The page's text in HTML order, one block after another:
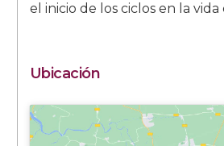
el inicio de los ciclos en la
Ubicación